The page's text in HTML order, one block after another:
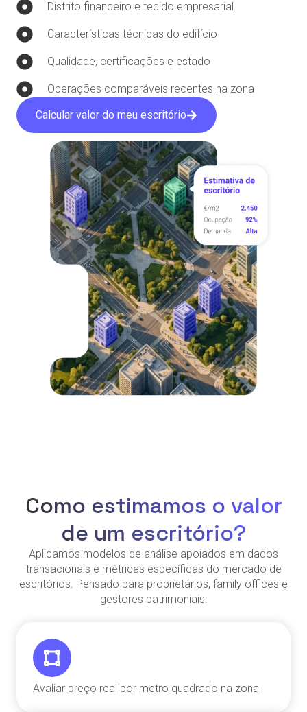
Distrito financeiro e tecido empresarial
Características técnicas do edifício
Qualidade, certificações e estado
Operações comparáveis recentes na zona
Calcular valor do meu escritório
Como estimamos o valor
de um escritório?
Aplicamos modelos de análise apoiados em dados
transacionais e métricas específicas do mercado de
escritórios. Pensado para proprietários, family offices e
gestores patrimoniais.
Avaliar preço real por metro quadrado na zona